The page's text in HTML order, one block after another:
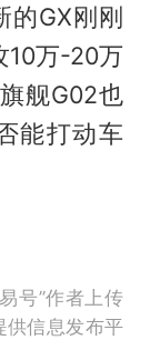
的GX刚刚
10万-20万
舰G02也
能打动车
号”作者上传
供信息发布平